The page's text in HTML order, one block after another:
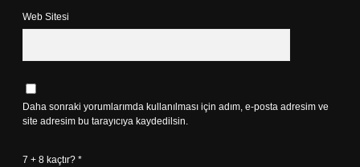
Web Sitesi
Daha sonraki yorumlarımda kullanılması için adım, e-posta adresim ve
site adresim bu tarayıcıya kaydedilsin.
7 + 8 kaçtır? *